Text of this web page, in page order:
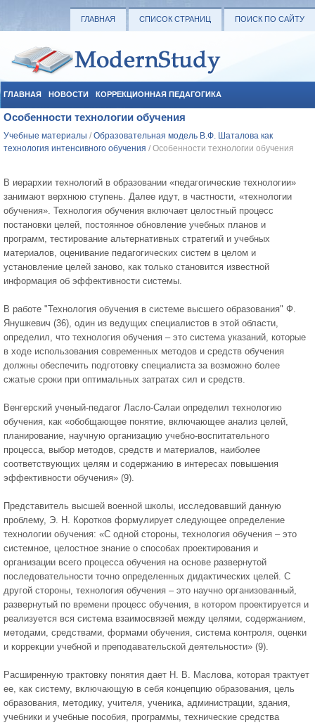
ГЛАВНАЯ СПИСОК СТРАНИЦ ПОИСК ПО САЙТУ
ГЛАВНАЯ НОВОСТИ КОРРЕКЦИОННАЯ ПЕДАГОГИКА
СОЦИАЛЬНАЯ ПЕДАГОГИКА УЧЕБНЫЕ МАТЕРИАЛЫ
Особенности технологии обучения
Учебные материалы / Образовательная модель В.Ф. Шаталова как
технология интенсивного обучения / Особенности технологии обучения
В иерархии технологий в образовании «педагогические технологии»
занимают верхнюю ступень. Далее идут, в частности, «технологии
обучения». Технология обучения включает целостный процесс
постановки целей, постоянное обновление учебных планов и
программ, тестирование альтернативных стратегий и учебных
материалов, оценивание педагогических систем в целом и
установление целей заново, как только становится известной
информация об эффективности системы.
В работе "Технология обучения в системе высшего образования" Ф.
Янушкевич (36), один из ведущих специалистов в этой области,
определил, что технология обучения – это система указаний, которые
в ходе использования современных методов и средств обучения
должны обеспечить подготовку специалиста за возможно более
сжатые сроки при оптимальных затратах сил и средств.
Венгерский ученый-педагог Ласло-Салаи определил технологию
обучения, как «обобщающее понятие, включающее анализ целей,
планирование, научную организацию учебно-воспитательного
процесса, выбор методов, средств и материалов, наиболее
соответствующих целям и содержанию в интересах повышения
эффективности обучения» (9).
Представитель высшей военной школы, исследовавший данную
проблему, Э. Н. Коротков формулирует следующее определение
технологии обучения: «С одной стороны, технология обучения – это
системное, целостное знание о способах проектирования и
организации всего процесса обучения на основе развернутой
последовательности точно определенных дидактических целей. С
другой стороны, технология обучения – это научно организованный,
развернутый по времени процесс обучения, в котором проектируется и
реализуется вся система взаимосвязей между целями, содержанием,
методами, средствами, формами обучения, система контроля, оценки
и коррекции учебной и преподавательской деятельности» (9).
Расширенную трактовку понятия дает Н. В. Маслова, которая трактует
ее, как систему, включающую в себя концепцию образования, цель
образования, методику, учителя, ученика, администрации, здания,
учебники и учебные пособия, программы, технические средства